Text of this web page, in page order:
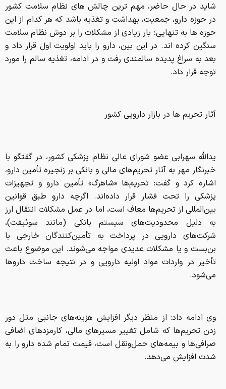
شاید در حال حاضر، مهم ترین چالش های نظام سلامت کشور
در حوزه دارو، جمعیت، بهداشت و تغذیه باشد که هر کدام از این
حوزه ها به تنهایی؛ بار زیادی از مشکلات را بر دوش نظام سلامت
سنگین کرده اند. در این بین، دارو را باید اولویت اول قرار داد و
بعد به سراغ پدیده سالمندی رفت و در ادامه، تغذیه سالم را مورد
توجه قرار داد.
آثار تحریم ها در بازار دارویی کشور
یدالله سهرابی عضو شورای عالی نظام پزشکی کشور، در گفتگو با
خبرنگار مهر به آثار تحریم‌های مالی و بانکی بر زنجیره تأمین دارو،
اشاره کرد و گفت: تحریم‌ها «شاهرگ» تأمین دارو و تجهیزات
پزشکی را تحت فشار قرار داده‌اند. اگرچه دارو طبق قوانین
بین‌المللی از تحریم‌ها معاف است، اما در عمل مشکلات انتقال ارز
به دلیل محدودیت‌های سیستم بانکی (مانند سوئیفت)،
شرکت‌های دارویی در پرداخت به تأمین‌کنندگان خارجی با
بن‌بست و یا مشکلات عدیدی مواجه می‌شوند. این موضوع باعث
تأخیر در واردات مواد اولیه دارویی و در نتیجه ساخت داروها
می‌شود.
وی ادامه داد: از منظر دیگر افزایش هزینه‌های جانبی مثل دور
زدن تحریم‌ها که شامل تغییر مسیرهای مالی، کارمزدهای اضافی
صرافی‌ها و بیمه‌های حمل‌ونقل است، قیمت تمام‌ شده دارو را به
شدت افزایش می‌دهد.